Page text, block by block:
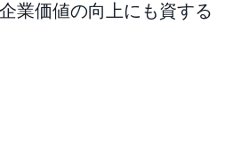
業価値の向上にも資する